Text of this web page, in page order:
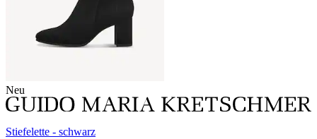
Neu
Stiefelette - schwarz